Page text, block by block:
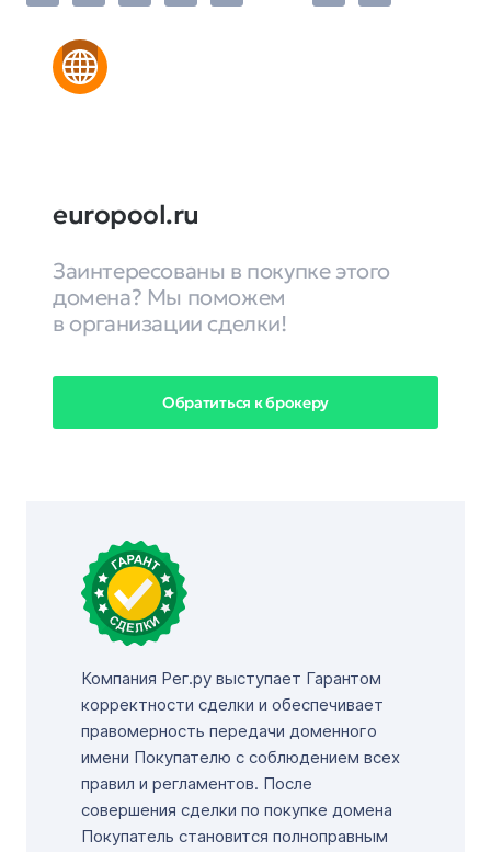
europool.ru
Заинтересованы в покупке этого
домена? Мы поможем
в организации сделки!
Обратиться к брокеру
Компания Рег.ру выступает Гарантом
корректности сделки и обеспечивает
правомерность передачи доменного
имени Покупателю с соблюдением всех
правил и регламентов. После
совершения сделки по покупке домена
Покупатель становится полноправным